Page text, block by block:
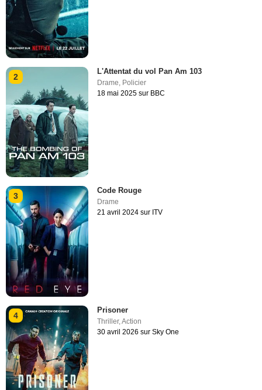
2
L'Attentat du vol Pan Am 103
Drame, Policier
18 mai 2025 sur BBC
3
Code Rouge
Drame
21 avril 2024 sur ITV
4
Prisoner
Thriller,Action
30 avril 2026 sur Sky One